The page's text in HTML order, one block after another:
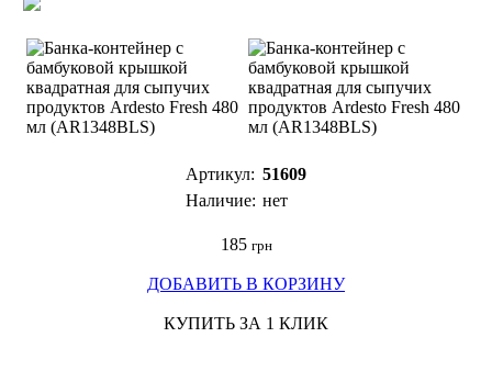
Артикул: 51609
Наличие: нет
185 грн
ДОБАВИТЬ В КОРЗИНУ
КУПИТЬ ЗА 1 КЛИК